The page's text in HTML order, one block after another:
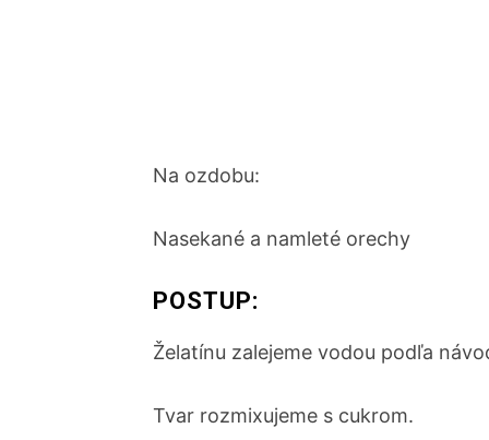
Na ozdobu:
Nasekané a namleté orechy
POSTUP:
Želatínu zalejeme vodou podľa
Tvar rozmixujeme s cukrom.